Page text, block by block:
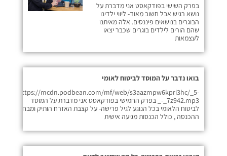
בפרק השישי בפודקאסט אני מדברת על
נושא רגיש אבל חשוב מאוד- ליווי ילדינו
הבוגרים בנושאים פיננסים. אלה מאיתנו
שהם הורים לילדים בוגרים שכבר יצאו
לעצמאות
בואו נדבר על המוסד לביטוח לאומי
https://mcdn.podbean.com/mf/web/s3aazmpw6kpri3hc/_5-
_-_7z942.mp3 בפרק החמישי בפודקאסט אני מדברת על המוסד
לביטוח הלאומי בכל הנוגע לגיל פרישה- על קצבת האזרח הותיק ומבחני
ההכנסה , כולל הכנסות מגיעה אישית